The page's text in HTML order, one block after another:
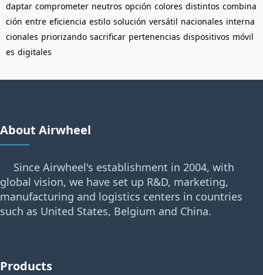
daptar comprometer neutros opción colores distintos combina
ción entre eficiencia estilo solución versátil nacionales interna
cionales priorizando sacrificar pertenencias dispositivos móvil
es digitales
About Airwheel
Since Airwheel's establishment in 2004, with
global vision, we have set up R&D, marketing,
manufacturing and logistics centers in countries
such as United States, Belgium and China.
Products